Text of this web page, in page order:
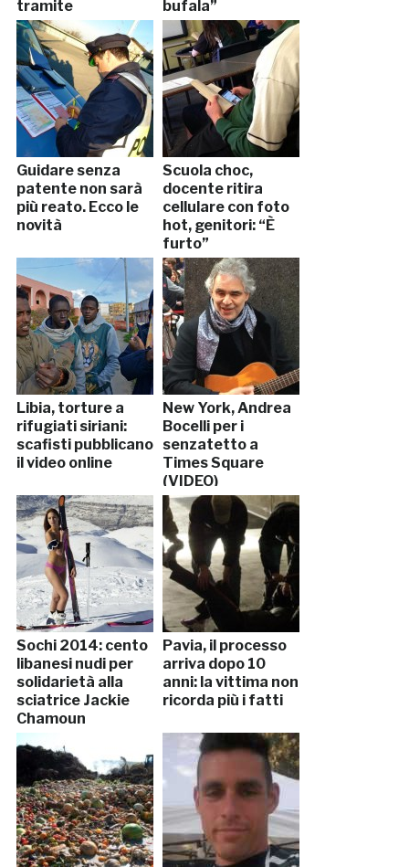
tramite
WhatsApp.
Tredicenne tenta
il suicidio
bufala”
Guidare senza
patente non sarà
più reato. Ecco le
novità
Scuola choc,
docente ritira
cellulare con foto
hot, genitori: “È
furto”
Libia, torture a
rifugiati siriani:
scafisti pubblicano
il video online
New York, Andrea
Bocelli per i
senzatetto a
Times Square
(VIDEO)
Sochi 2014: cento
libanesi nudi per
solidarietà alla
sciatrice Jackie
Chamoun
Pavia, il processo
arriva dopo 10
anni: la vittima non
ricorda più i fatti